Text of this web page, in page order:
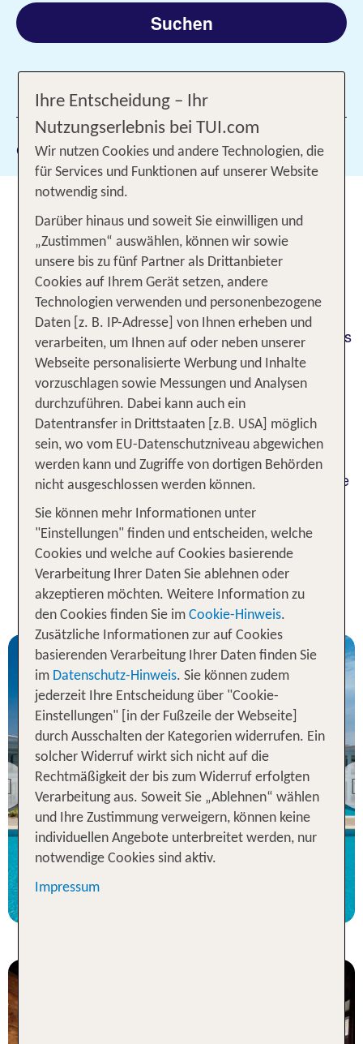
Suchen
1 Filter hinzugefügt
Gewählte Filter: Chalkidiki
Dein Reiseziel Chalkidiki 2026 –
Berge, Strände und
Mittelmeerklima
ImNordosten Griechenlandsbeansprucht eine
Hand mit drei Fingern das Ägäische Meer für sich.
Diese handförmige Halbinsel ist besser bekannt als
"die Chalkidiki". Mit einer522 Kilometer langen
Küstehat Chalkidiki ihren Besuchern
selbstverständlich eine Menge Strand zu bieten.
Doch das ist noch nicht alles. Auf Chalkidiki
wandelst Du auf den Spuren längst vergangener
Zivilisationen. Du genießt unberührte Natur in den
Wäldern und Bergen der Gegend und besuchst die
Währenddessen lässt Du Dich durch die kräftige
Sonne des Mittelmeers wärmen und bräunen.
1 Woche Chalkidiki Urlaub inkl.
Flug - Unsere TOP Angebote
Previous
Chalkidiki
TUI BLUE Lagoon
Princess
83 % Weiterempfehlung
7 Nächte, AI, DZ
Ihre Entscheidung – Ihr
Nutzungserlebnis bei TUI.com
Wir nutzen Cookies und andere Technologien, die
für Services und Funktionen auf unserer Website
notwendig sind.
Darüber hinaus und soweit Sie einwilligen und
„Zustimmen“ auswählen, können wir sowie
unsere bis zu fünf Partner als Drittanbieter
Cookies auf Ihrem Gerät setzen, andere
Technologien verwenden und personenbezogene
Daten [z. B. IP-Adresse] von Ihnen erheben und
verarbeiten, um Ihnen auf oder neben unserer
Webseite personalisierte Werbung und Inhalte
vorzuschlagen sowie Messungen und Analysen
durchzuführen. Dabei kann auch ein
Datentransfer in Drittstaaten [z.B. USA] möglich
sein, wo vom EU-Datenschutzniveau abgewichen
werden kann und Zugriffe von dortigen Behörden
nicht ausgeschlossen werden können.
Sie können mehr Informationen unter
"Einstellungen" finden und entscheiden, welche
Cookies und welche auf Cookies basierende
Verarbeitung Ihrer Daten Sie ablehnen oder
akzeptieren möchten. Weitere Information zu
den Cookies finden Sie im Cookie-Hinweis.
Zusätzliche Informationen zur auf Cookies
basierenden Verarbeitung Ihrer Daten finden Sie
im Datenschutz-Hinweis. Sie können zudem
jederzeit Ihre Entscheidung über "Cookie-
Einstellungen" [in der Fußzeile der Webseite]
durch Ausschalten der Kategorien widerrufen. Ein
solcher Widerruf wirkt sich nicht auf die
Rechtmäßigkeit der bis zum Widerruf erfolgten
Verarbeitung aus. Soweit Sie „Ablehnen“ wählen
und Ihre Zustimmung verweigern, können keine
individuellen Angebote unterbreitet werden, nur
notwendige Cookies sind aktiv.
Impressum